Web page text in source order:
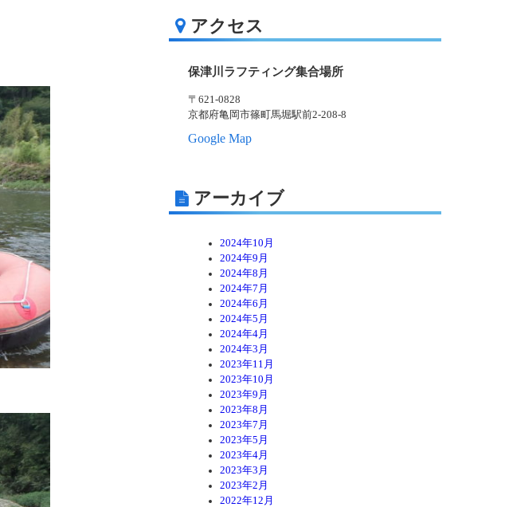
アクセス
保津川ラフティング集合場所
〒621-0828
京都府亀岡市篠町馬堀駅前2-208-8
Google Map
アーカイブ
2024年10月
2024年9月
2024年8月
2024年7月
2024年6月
2024年5月
2024年4月
2024年3月
2023年11月
2023年10月
2023年9月
2023年8月
2023年7月
2023年5月
2023年4月
2023年3月
2023年2月
2022年12月